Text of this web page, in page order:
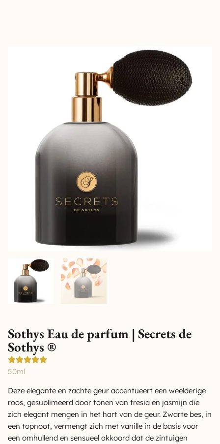
Sothys Eau de parfum | Secrets de
Sothys ®
50ml
Deze elegante en zachte geur accentueert een weelderige
roos, gesublimeerd door tonen van fresia en jasmijn die
zich elegant mengen in het hart van de geur. Zwarte bes, in
een topnoot, vermengt zich met vanille in de basis voor
een omhullend en sensueel akkoord dat de zintuigen